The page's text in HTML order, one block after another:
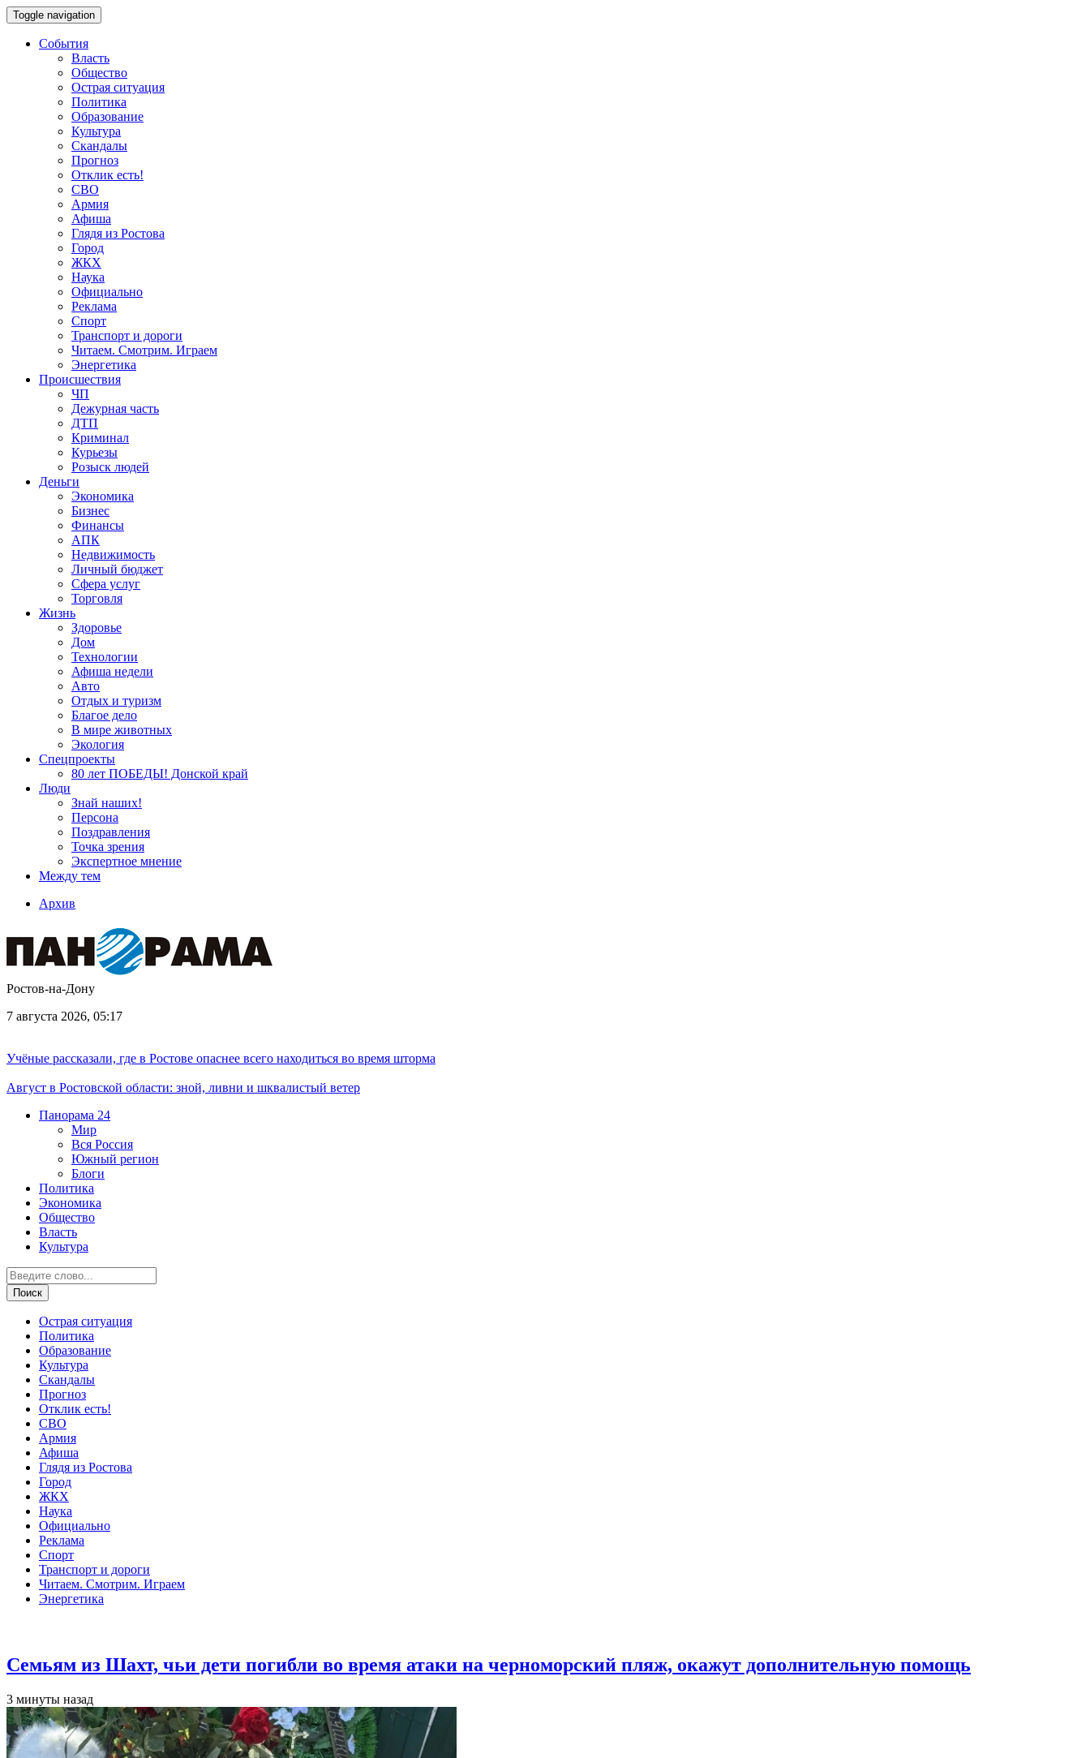
Toggle navigation
События
Власть
Общество
Острая ситуация
Политика
Образование
Культура
Скандалы
Прогноз
Отклик есть!
СВО
Армия
Афиша
Глядя из Ростова
Город
ЖКХ
Наука
Официально
Реклама
Спорт
Транспорт и дороги
Читаем. Смотрим. Играем
Энергетика
Происшествия
ЧП
Дежурная часть
ДТП
Криминал
Курьезы
Розыск людей
Деньги
Экономика
Бизнес
Финансы
АПК
Недвижимость
Личный бюджет
Сфера услуг
Торговля
Жизнь
Здоровье
Дом
Технологии
Афиша недели
Авто
Отдых и туризм
Благое дело
В мире животных
Экология
Спецпроекты
80 лет ПОБЕДЫ! Донской край
Люди
Знай наших!
Персона
Поздравления
Точка зрения
Экспертное мнение
Между тем
Архив
Ростов-на-Дону
7 августа 2026, 05:17
Учёные рассказали, где в Ростове опаснее всего находиться во время шторма
Август в Ростовской области: зной, ливни и шквалистый ветер
Панорама 24
Мир
Вся Россия
Южный регион
Блоги
Политика
Экономика
Общество
Власть
Культура
Острая ситуация
Политика
Образование
Культура
Скандалы
Прогноз
Отклик есть!
СВО
Армия
Афиша
Глядя из Ростова
Город
ЖКХ
Наука
Официально
Реклама
Спорт
Транспорт и дороги
Читаем. Смотрим. Играем
Энергетика
Семьям из Шахт, чьи дети погибли во время атаки на черноморский пляж, окажут дополнительную помощь
3 минуты назад